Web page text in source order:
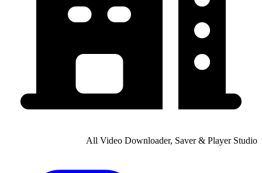
All Video Downloader, Saver & Player Studio